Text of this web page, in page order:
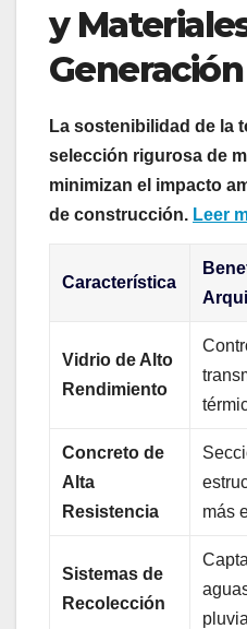
y
Generación
La sostenibilidad de la
selección rigurosa de
minimizan el impacto
de construcción. Leer
Característica
Vidrio de Alto
Rendimiento
Concreto de
Alta
Resistencia
más
Sistemas de
Recolección